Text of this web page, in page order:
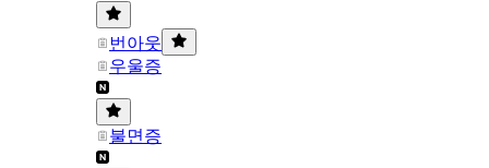
번아웃
우울증
불면증